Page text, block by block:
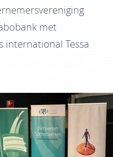
met
international Tessa